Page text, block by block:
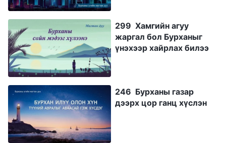
299 Хамгийн агуу
жаргал бол Бурханыг
үнэхээр хайрлах билээ
246 Бурханы газар
дээрх цор ганц хүслэн